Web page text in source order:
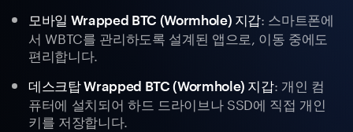
모바일 Wrapped BTC (Wormhole) 지갑: 스마트폰에
서 WBTC를 관리하도록 설계된 앱으로, 이동 중에도
편리합니다.
데스크탑 Wrapped BTC (Wormhole) 지갑: 개인 컴
퓨터에 설치되어 하드 드라이브나 SSD에 직접 개인
키를 저장합니다.